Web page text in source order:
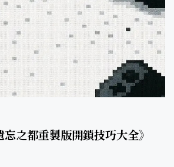
忘之都重製版開鎖技巧大全》